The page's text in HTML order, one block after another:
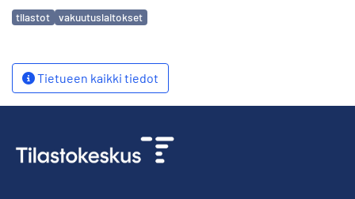
Avainsanat
tilastot vakuutuslaitokset
Tietueen kaikki tiedot